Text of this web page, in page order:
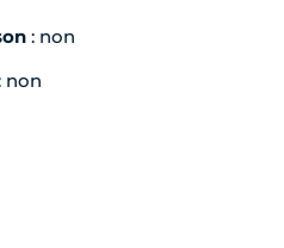
: non
non